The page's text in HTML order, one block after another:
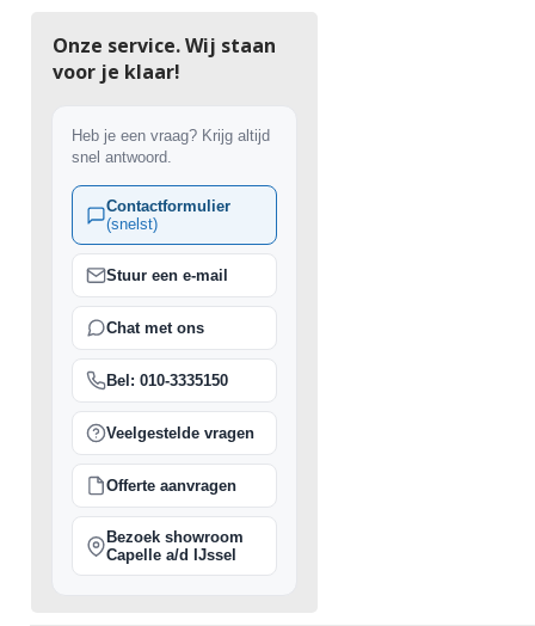
Onze service. Wij staan
voor je klaar!
Heb je een vraag? Krijg altijd
snel antwoord.
Contactformulier
(snelst)
Stuur een e-mail
Chat met ons
Bel: 010-3335150
Veelgestelde vragen
Offerte aanvragen
Bezoek showroom
Capelle a/d IJssel